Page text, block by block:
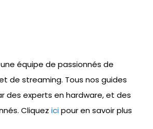
équipe de passionnés de
de streaming. Tous nos guides
des experts en hardware, et des
Cliquez icipour en savoir plus